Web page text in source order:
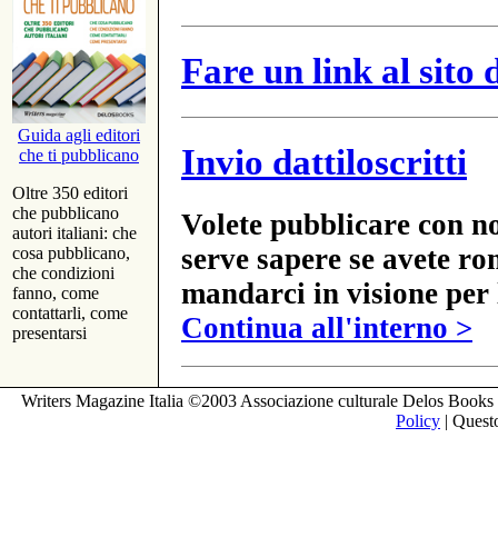
Guida agli editori
che ti pubblicano
Oltre 350 editori
che pubblicano
autori italiani: che
cosa pubblicano,
che condizioni
fanno, come
contattarli, come
presentarsi
Fare un link al sito
Invio dattiloscritti
Volete pubblicare con
serve sapere se avete
mandarci in visione
Continua all'interno >
Writers Magazine Italia ©2003 Associazione culturale Delos
Policy |